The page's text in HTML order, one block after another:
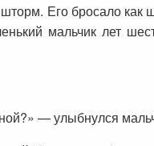
Его бросало как
мальчик лет
— улыбнулся